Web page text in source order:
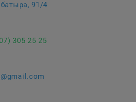
91/4
305 25 25